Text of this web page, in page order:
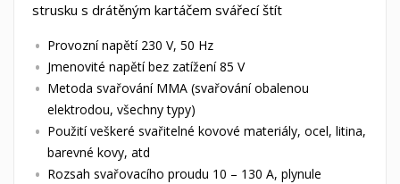
strusku s drátěným kartáčem svářecí štít
Provozní napětí 230 V, 50 Hz
Jmenovité napětí bez zatížení 85 V
Metoda svařování MMA (svařování obalenou
elektrodou, všechny typy)
Použití veškeré svařitelné kovové materiály, ocel, litina,
barevné kovy, atd
Rozsah svařovacího proudu 10 – 130 A, plynule